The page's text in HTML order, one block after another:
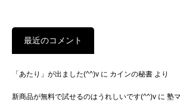
最近のコメント
「あたり」が出ました(^^)v に カインの秘書 より
新商品が無料で試せるのはうれしいです(^^)v に 塾